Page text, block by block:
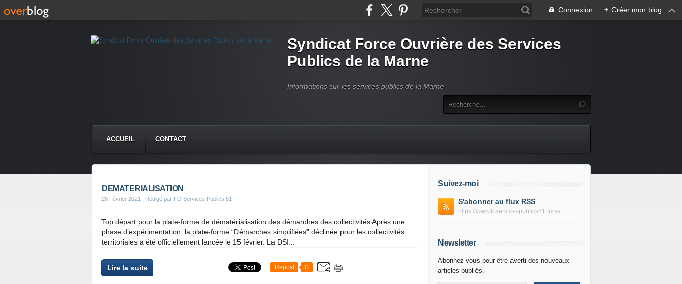
Connexion + Créer mon blog
Syndicat Force Ouvrière des Services
Publics de la Marne
Informations sur les services publics de la Marne
ACCUEIL CONTACT
DEMATERIALISATION
26 Février 2021 , Rédigé par FO Services Publics 51
Top départ pour la plate-forme de dématérialisation des démarches des collectivités Après une
phase d’expérimentation, la plate-forme “Démarches simplifiées” déclinée pour les collectivités
territoriales a été officiellement lancée le 15 février. La DSI...
Lire la suite Repost 0
Suivez-moi
S'abonner au flux RSS
https://www.foservicespublics51.fr/rss
Newsletter
Abonnez-vous pour être averti des nouveaux
articles publiés.